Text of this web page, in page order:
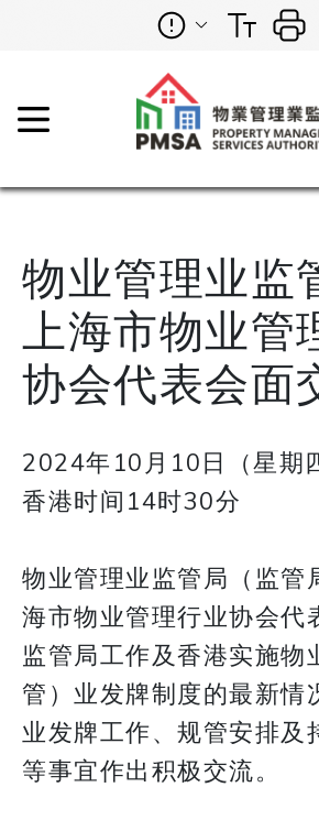
物业管理业监
上海市物业管
协会代表会面
2024年10月10日（星期
香港时间14时30分
物业管理业监管局（监管
海市物业管理行业协会代
监管局工作及香港实施物
管）业发牌制度的最新情
业发牌工作、规管安排及
等事宜作出积极交流。